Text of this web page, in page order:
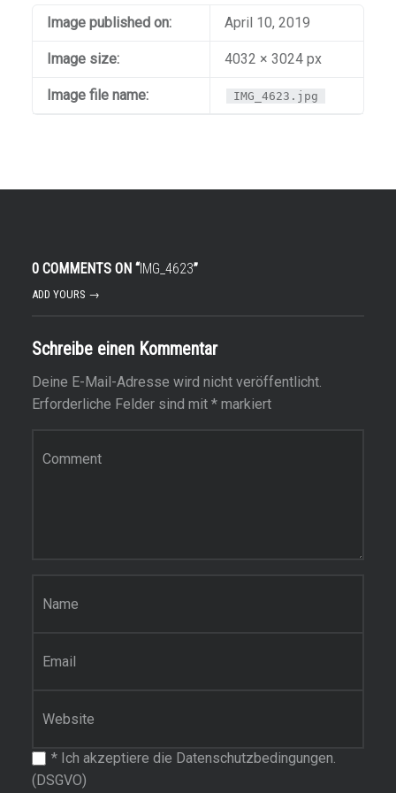
Image published on: April 10, 2019
Image size: 4032 × 3024 px
Image file name: IMG_4623.jpg
0 COMMENTS ON “IMG_4623”
ADD YOURS →
Schreibe einen Kommentar
Deine E-Mail-Adresse wird nicht veröffentlicht.
Erforderliche Felder sind mit *markiert
*Ich akzeptiere die Datenschutzbedingungen.
(DSGVO)